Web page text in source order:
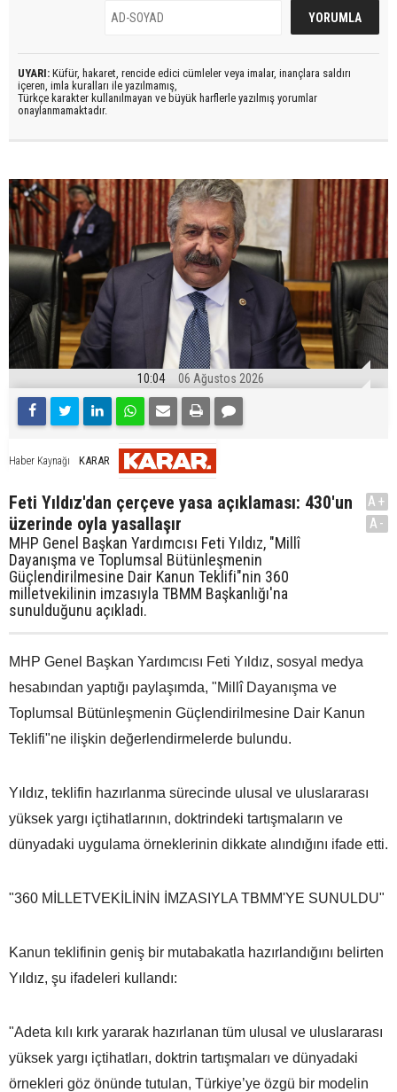
UYARI: Küfür, hakaret, rencide edici cümleler veya imalar, inançlara saldırı
içeren, imla kuralları ile yazılmamış,
Türkçe karakter kullanılmayan ve büyük harflerle yazılmış yorumlar
onaylanmamaktadır.
10:04 06 Ağustos 2026
Haber Kaynağı KARAR
Feti Yıldız'dan çerçeve yasa açıklaması: 430'un
üzerinde oyla yasallaşır
MHP Genel Başkan Yardımcısı Feti Yıldız, "Millî
Dayanışma ve Toplumsal Bütünleşmenin
Güçlendirilmesine Dair Kanun Teklifi"nin 360
milletvekilinin imzasıyla TBMM Başkanlığı'na
sunulduğunu açıkladı.
A+
A-
MHP Genel Başkan Yardımcısı Feti Yıldız, sosyal medya
hesabından yaptığı paylaşımda, "Millî Dayanışma ve
Toplumsal Bütünleşmenin Güçlendirilmesine Dair Kanun
Teklifi"ne ilişkin değerlendirmelerde bulundu.
Yıldız, teklifin hazırlanma sürecinde ulusal ve uluslararası
yüksek yargı içtihatlarının, doktrindeki tartışmaların ve
dünyadaki uygulama örneklerinin dikkate alındığını ifade etti.
"360 MİLLETVEKİLİNİN İMZASIYLA TBMM'YE SUNULDU"
Kanun teklifinin geniş bir mutabakatla hazırlandığını belirten
Yıldız, şu ifadeleri kullandı:
"Adeta kılı kırk yararak hazırlanan tüm ulusal ve uluslararası
yüksek yargı içtihatları, doktrin tartışmaları ve dünyadaki
örnekleri göz önünde tutulan, Türkiye’ye özgü bir modelin